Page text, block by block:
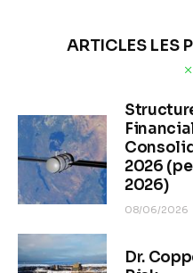
ARTICLES LES
2026
2026)
08/06/2026
Dr.